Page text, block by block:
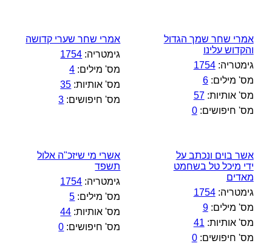
אמרי שחר שמך הגדול
והקדוש עלינו
גימטריה:1754
מס' מילים:6
מס' אותיות:57
מס' חיפושים:0
אמרי שחר שערי קדושה
גימטריה: 1754
מס' מילים: 4
מס' אותיות: 35
מס' חיפושים: 3
אשר בוים ונכתב על
ידי מיכל טל בשחמט
מאדים
גימטריה:1754
מס' מילים:9
מס' אותיות: 41
מס' חיפושים:0
אשרי מי שיזכ"ה אלול
תשפד
גימטריה: 1754
מס' מילים: 5
מס' אותיות: 44
מס' חיפושים: 0